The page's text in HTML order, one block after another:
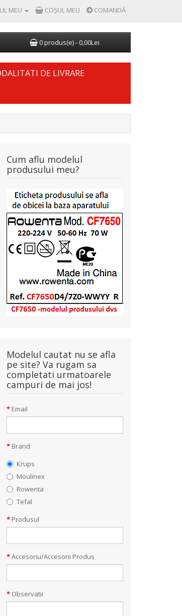
MEU COŞUL MEU COMANDĂ
0 produs(e) - 0,00Lei
DE LIVRARE
Cum aflu modelul
produsului meu?
Modelul cautat nu se afla
pe site? Va rugam sa
completati urmatoarele
campuri de mai jos!
Email
Brand
Krups
Moulinex
Rowenta
Tefal
Produsul
Accesoriu/Accesorii Produs
Observatii